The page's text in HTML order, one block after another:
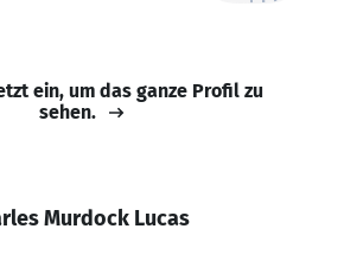
ein, um das ganze Profil zu
sehen.
Murdock Lucas